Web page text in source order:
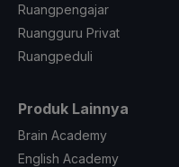
Ruangpengajar
Ruangguru Privat
Ruangpeduli
Produk Lainnya
Brain Academy
English Academy